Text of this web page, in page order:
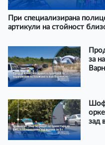
При специализирана
артикули на стойност
за
зад